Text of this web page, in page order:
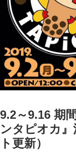
9.2～9.16 期
ンタピオカ』
ト更新）